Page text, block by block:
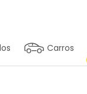
Carros